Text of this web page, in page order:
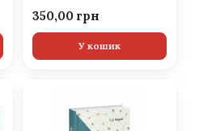
350,00
У кошик